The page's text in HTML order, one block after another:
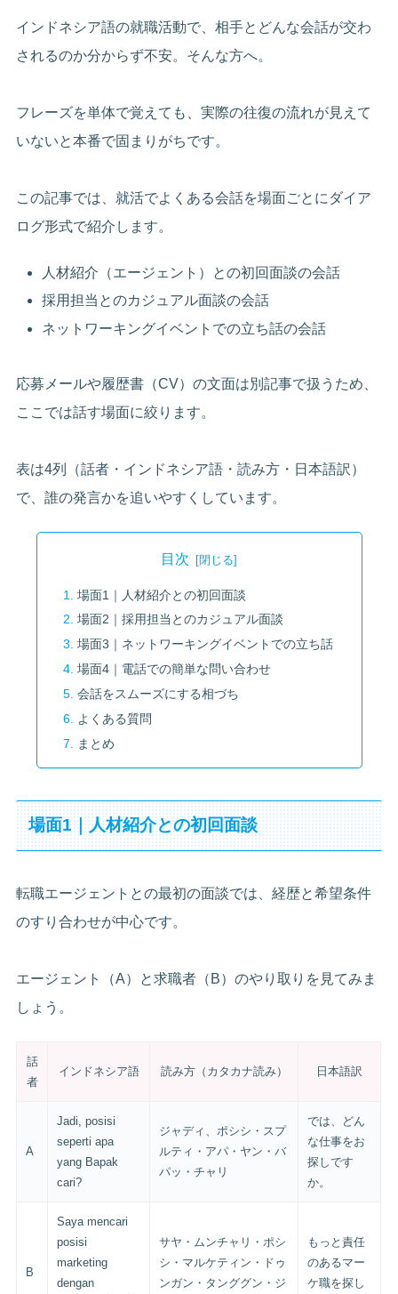
インドネシア語の就職活動で、相手とどんな会話が交わ
されるのか分からず不安。そんな方へ。
フレーズを単体で覚えても、実際の往復の流れが見えて
いないと本番で固まりがちです。
この記事では、就活でよくある会話を場面ごとにダイア
ログ形式で紹介します。
人材紹介（エージェント）との初回面談の会話
採用担当とのカジュアル面談の会話
ネットワーキングイベントでの立ち話の会話
応募メールや履歴書（CV）の文面は別記事で扱うため、
ここでは話す場面に絞ります。
表は4列（話者・インドネシア語・読み方・日本語訳）
で、誰の発言かを追いやすくしています。
目次
場面1｜人材紹介との初回面談
場面2｜採用担当とのカジュアル面談
場面3｜ネットワーキングイベントでの立ち話
場面4｜電話での簡単な問い合わせ
会話をスムーズにする相づち
よくある質問
まとめ
場面1｜人材紹介との初回面談
転職エージェントとの最初の面談では、経歴と希望条件
のすり合わせが中心です。
エージェント（A）と求職者（B）のやり取りを見てみま
しょう。
話
者
インドネシア語 読み方（カタカナ読み） 日本語訳
A
Jadi, posisi
seperti apa
yang Bapak
cari?
ジャディ、ポシシ・スプ
ルティ・アパ・ヤン・バ
パッ・チャリ
では、どん
な仕事をお
探しです
か。
B
Saya mencari
posisi
marketing
dengan
サヤ・ムンチャリ・ポシ
シ・マルケティン・ドゥ
ンガン・タンググン・ジ
もっと責任
のあるマー
ケ職を探し